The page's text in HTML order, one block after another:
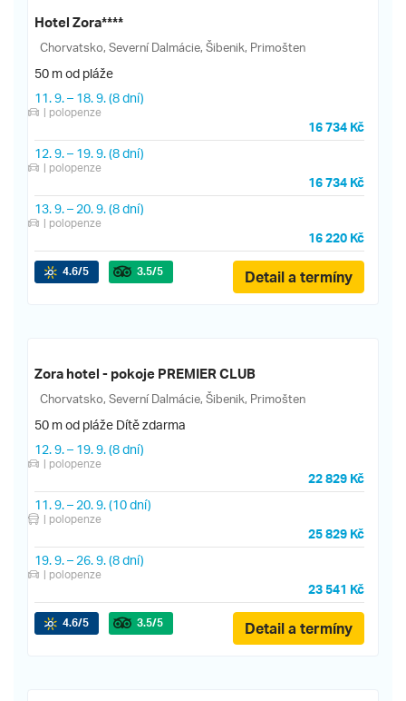
Hotel Zora****
Chorvatsko, Severní Dalmácie, Šibenik, Primošten
50 m od pláže
11. 9.– 18. 9.(8 dní)
| polopenze
16 734 Kč
12. 9.– 19. 9.(8 dní)
| polopenze
16 734 Kč
13. 9.– 20. 9.(8 dní)
| polopenze
16 220 Kč
4.6/5 3.5/5 Detail a termíny
Zora hotel - pokoje PREMIER CLUB
Chorvatsko, Severní Dalmácie, Šibenik, Primošten
50 m od pláže Dítě zdarma
12. 9.– 19. 9.(8 dní)
| polopenze
22 829 Kč
11. 9.– 20. 9.(10 dní)
| polopenze
25 829 Kč
19. 9.– 26. 9.(8 dní)
| polopenze
23 541 Kč
4.6/5 3.5/5 Detail a termíny